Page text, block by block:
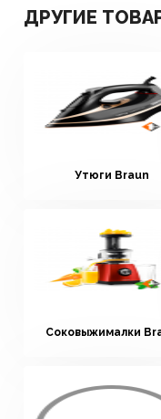
ДРУГИЕ
Утюги Braun
Соковыжималки